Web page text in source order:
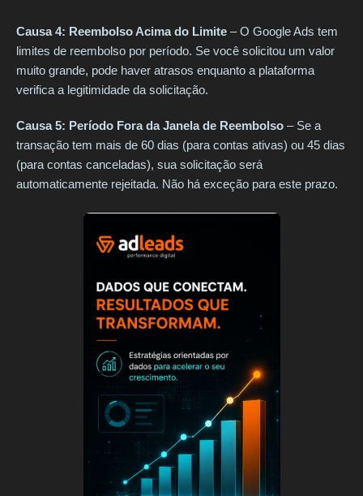
Causa 4: Reembolso Acima do Limite – O Google Ads tem
limites de reembolso por período. Se você solicitou um valor
muito grande, pode haver atrasos enquanto a plataforma
verifica a legitimidade da solicitação.
Causa 5: Período Fora da Janela de Reembolso – Se a
transação tem mais de 60 dias (para contas ativas) ou 45 dias
(para contas canceladas), sua solicitação será
automaticamente rejeitada. Não há exceção para este prazo.